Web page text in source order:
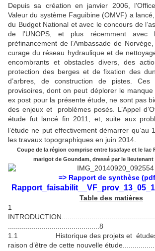
Depuis sa création en janvier 2006,
Valeur du système Faguibine (OMVF) a
du Budget National et avec le concours de
de l’UNOPS, et plus récemment avec
préfinancement de l’Ambassade de
curage du réseau hydraulique et de
encombrants et obstacles divers, des
protection des berges et de fixation des
d’arbres, de construction de pistes. Ces
provisoires, dont on peut déplorer le manque
ex post pour la présente étude, ne sont pas
des enjeux et problèmes posés. L’Appel
étude fut lancé fin 2011, et, suite aux
l’étude ne put effectivement démarrer qu’au 1
les travaux topographiques en juin 2014.
Coupe de la région comprise entre Issafaye et le lac
marigot de Goundam, dressé par le lieutenant
=> Rapport de synthèse
Table des matières
1
..............................................8
1.1 Historique des projets et études
raison d’être de cette nouvelle